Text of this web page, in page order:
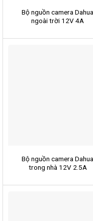
Bộ nguồn camera Dahua
ngoài trời 12V 4A
Bộ nguồn camera Dahua
trong nhà 12V 2.5A